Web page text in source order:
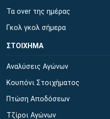
Τα over της ημέρας
Γκολ γκολ σήμερα
ΣΤΟΙΧΗΜΑ
Αναλύσεις Αγώνων
Κουπόνι Στοιχήματος
Πτώση Αποδόσεων
Τζίροι Αγώνων